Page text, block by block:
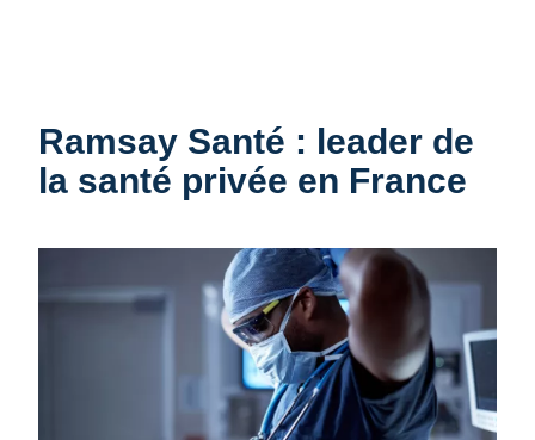
Ramsay Santé : leader de
la santé privée en France